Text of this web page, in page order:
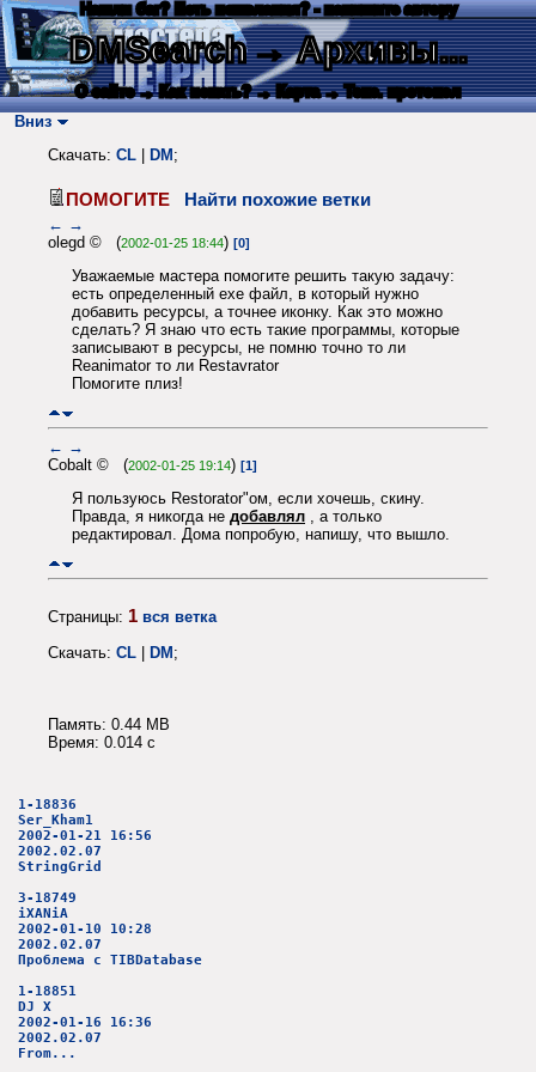
Нашли баг? Есть пожелания? - напишите автору
DMSearch→ Архивы...
О сайте → Как искать? → Карта → Текс. протокол
Вниз
Скачать: CL DM ;
ПОМОГИТЕ Найти похожие ветки
← →
olegd © (2002-01-25 18:44) [0]
Уважаемые мастера помогите решить такую задачу:
есть определенный exe файл, в который нужно
добавить ресурсы, а точнее иконку. Как это можно
сделать? Я знаю что есть такие программы, которые
записывают в ресурсы, не помню точно то ли
Reanimator то ли Restavrator
Помогите плиз!
← →
Cobalt © (2002-01-25 19:14) [1]
Я пользуюсь Restorator"ом, если хочешь, скину.
Правда, я никогда не добавлял , а только
редактировал. Дома попробую, напишу, что вышло.
Страницы: 1 вся ветка
Скачать: CL DM ;
Память: 0.44 MB
Время: 0.014 c
1-18836
Ser_Kham1
2002-01-21 16:56
2002.02.07
StringGrid
3-18749
iXANiA
2002-01-10 10:28
2002.02.07
Проблема с TIBDatabase
1-18851
DJ X
2002-01-16 16:36
2002.02.07
From...